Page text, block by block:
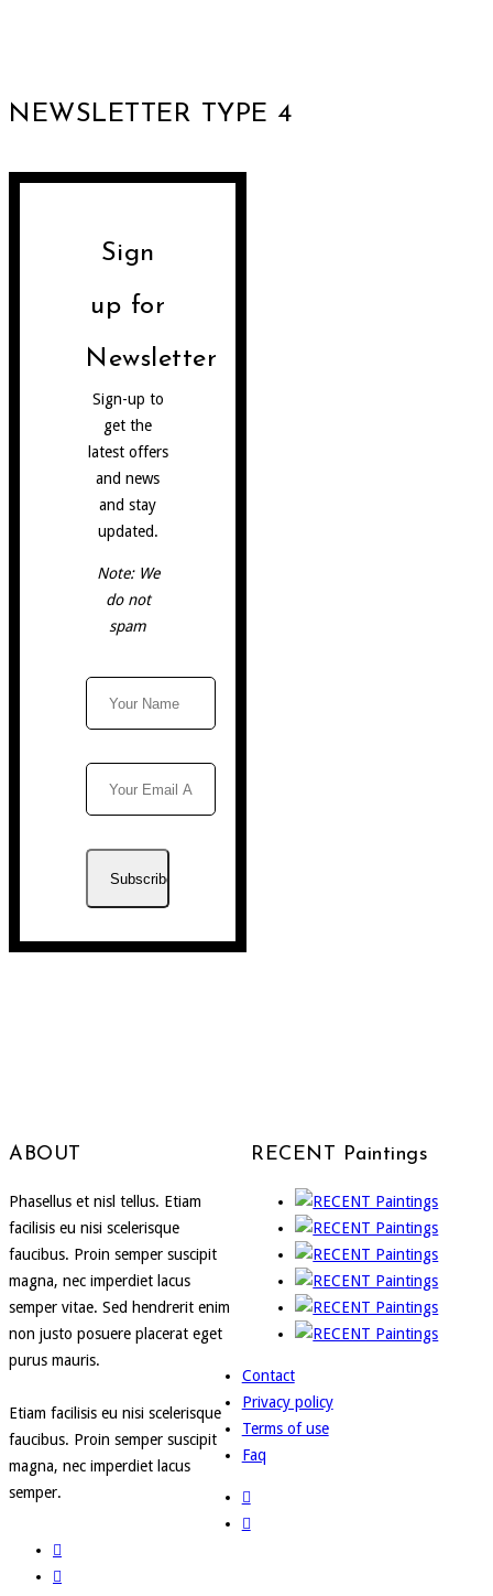
NEWSLETTER TYPE 4
Sign
up for
Newsletter
Sign-up to
get the
latest offers
and news
and stay
updated.
Note: We
do not
spam
ABOUT
Phasellus et nisl tellus. Etiam
facilisis eu nisi scelerisque
faucibus. Proin semper suscipit
magna, nec imperdiet lacus
semper vitae. Sed hendrerit enim
non justo posuere placerat eget
purus mauris.
Etiam facilisis eu nisi scelerisque
faucibus. Proin semper suscipit
magna, nec imperdiet lacus
semper.
RECENT Paintings
Contact
Privacy policy
Terms of use
Faq